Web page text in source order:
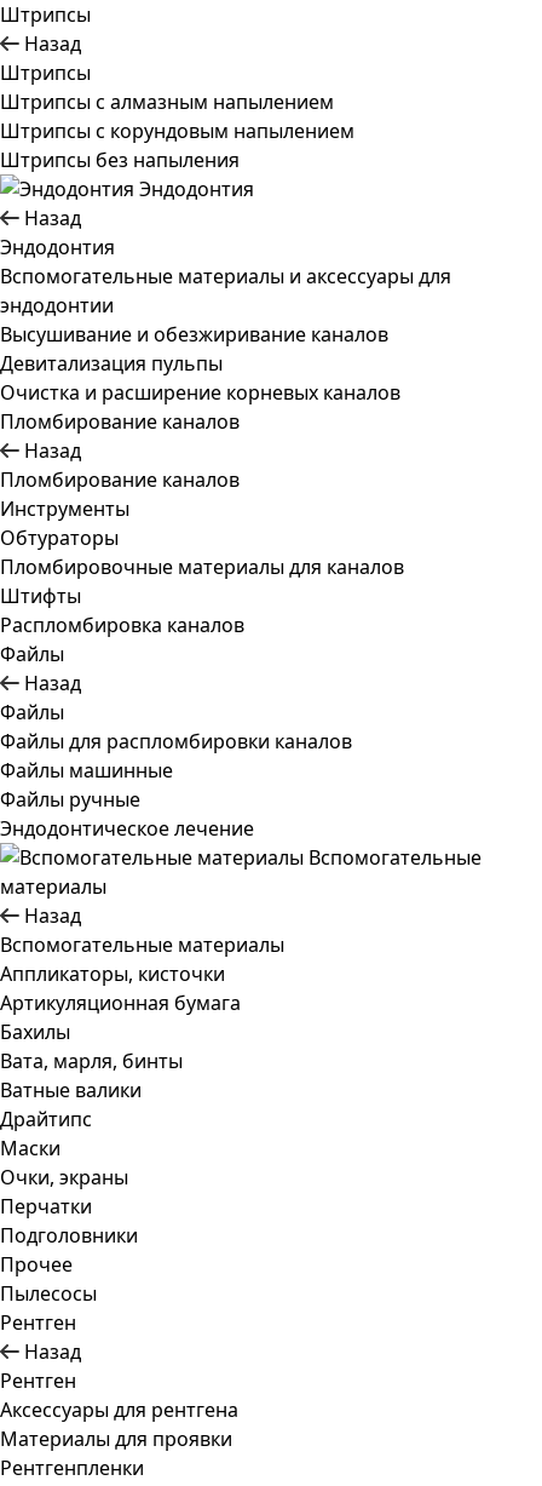
Штрипсы
Назад
Штрипсы
Штрипсы c алмазным напылением
Штрипсы c корундовым напылением
Штрипсы без напыления
Эндодонтия
Назад
Эндодонтия
Вспомогательные материалы и аксессуары для
эндодонтии
Высушивание и обезжиривание каналов
Девитализация пульпы
Очистка и расширение корневых каналов
Пломбирование каналов
Назад
Пломбирование каналов
Инструменты
Обтураторы
Пломбировочные материалы для каналов
Штифты
Распломбировка каналов
Файлы
Назад
Файлы
Файлы для распломбировки каналов
Файлы машинные
Файлы ручные
Эндодонтическое лечение
Вспомогательные
материалы
Назад
Вспомогательные материалы
Аппликаторы, кисточки
Артикуляционная бумага
Бахилы
Вата, марля, бинты
Ватные валики
Драйтипс
Маски
Очки, экраны
Перчатки
Подголовники
Прочее
Пылесосы
Рентген
Назад
Рентген
Аксессуары для рентгена
Материалы для проявки
Рентгенпленки